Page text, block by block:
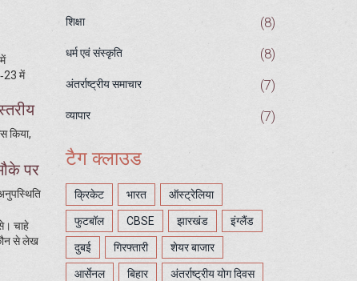
में
किया,
पर
चाहे
से लेख
शिक्षा (8)
धर्म एवं संस्कृति (8)
अंतर्राष्ट्रीय समाचार (7)
व्यापार (7)
टैग क्लाउड
क्रिकेट भारत ऑस्ट्रेलिया
फुटबॉल CBSE झारखंड इंग्लैंड
दुबई गिरफ्तारी शेयर बाजार
आर्सेनल बिहार अंतर्राष्ट्रीय योग दिवस